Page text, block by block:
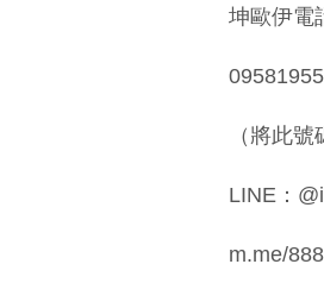
坤歐伊電
（將此
LINE：
m.me/